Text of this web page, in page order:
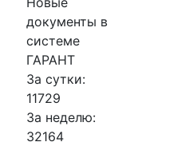
документы в
системе
ГАРАНТ
За сутки:
11729
За неделю:
32164